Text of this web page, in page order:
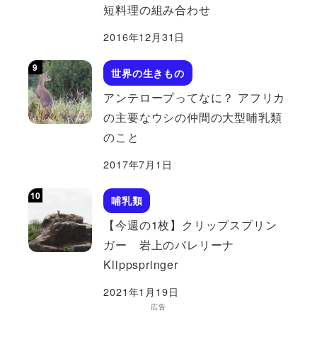
短料理の組み合わせ
2016年12月31日
世界の生きもの
アンテロープってなに？ アフリカ
の主要なウシの仲間の大型哺乳類
のこと
2017年7月1日
哺乳類
【今週の1枚】クリップスプリン
ガー 岩上のバレリーナ
Klippspringer
2021年1月19日
広告